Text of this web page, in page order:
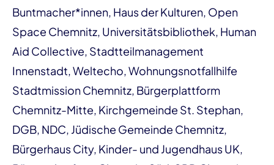
Buntmacher*innen, Haus der Kulturen, Open
Space Chemnitz, Universitätsbibliothek, Human
Aid Collective, Stadtteilmanagement
Innenstadt, Weltecho, Wohnungsnotfallhilfe
Stadtmission Chemnitz, Bürgerplattform
Chemnitz-Mitte, Kirchgemeinde St. Stephan,
DGB, NDC, Jüdische Gemeinde Chemnitz,
Bürgerhaus City, Kinder- und Jugendhaus UK,